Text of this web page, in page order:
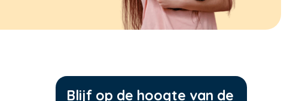
Blijf op de hoogte van de